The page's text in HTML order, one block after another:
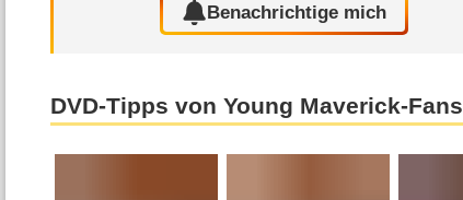
Benachrichtige mich
DVD-Tipps von Young Maverick-Fans